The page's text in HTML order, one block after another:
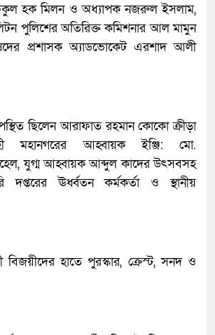
হক মিলন ও অধ্যাপক নজরুল ইসলাম,
পুলিশের অতিরিক্ত কমিশনার আল মামুন
প্রশাসক অ্যাডভোকেট এরশাদ আলী
ছিলেন আরাফাত রহমান কোকো ক্রীড়া
মহানগরের আহ্বায়ক ইঞ্জি: মো.
যুগ্ম আহ্বায়ক আব্দুল কাদের উৎসবসহ
দপ্তরের ঊর্ধ্বতন কর্মকর্তা ও স্থানীয়
বিজয়ীদের হাতে পুরস্কার, ক্রেস্ট, সনদ ও